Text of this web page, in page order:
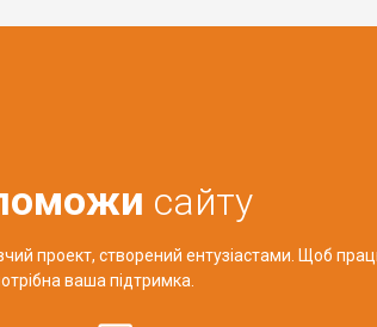
сайту
проект, створений ентузіастами. Щоб
ваша підтримка.